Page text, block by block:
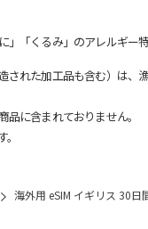
「くるみ」のアレルギー
れた加工品も含む）は、
に含まれておりません。
海外用 eSIM イギリス 30日